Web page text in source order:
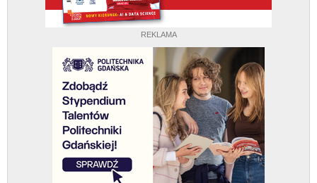
REKLAMA